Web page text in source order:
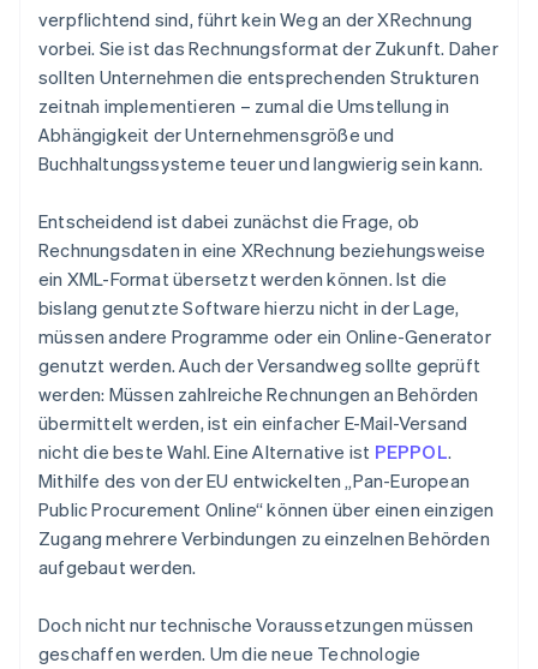
verpflichtend sind, führt kein Weg an der XRechnung
vorbei. Sie ist das Rechnungsformat der Zukunft. Daher
sollten Unternehmen die entsprechenden Strukturen
zeitnah implementieren – zumal die Umstellung in
Abhängigkeit der Unternehmensgröße und
Buchhaltungssysteme teuer und langwierig sein kann.
Entscheidend ist dabei zunächst die Frage, ob
Rechnungsdaten in eine XRechnung beziehungsweise
ein XML-Format übersetzt werden können. Ist die
bislang genutzte Software hierzu nicht in der Lage,
müssen andere Programme oder ein Online-Generator
genutzt werden. Auch der Versandweg sollte geprüft
werden: Müssen zahlreiche Rechnungen an Behörden
übermittelt werden, ist ein einfacher E-Mail-Versand
nicht die beste Wahl. Eine Alternative ist PEPPOL.
Mithilfe des von der EU entwickelten „Pan-European
Public Procurement Online“ können über einen einzigen
Zugang mehrere Verbindungen zu einzelnen Behörden
aufgebaut werden.
Doch nicht nur technische Voraussetzungen müssen
geschaffen werden. Um die neue Technologie